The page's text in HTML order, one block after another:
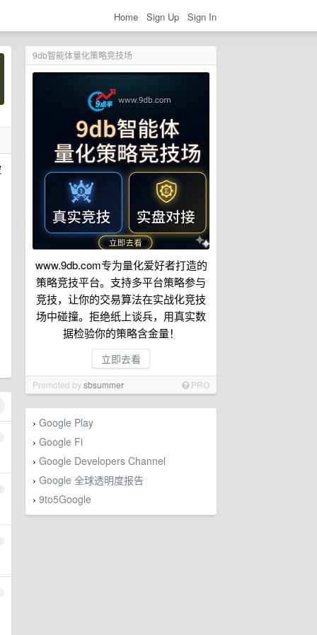
Home Sign Up Sign In
9db智能体量化策略竞技场
www.9db.com专为量化爱好者打造的
策略竞技平台。支持多平台策略参与
竞技，让你的交易算法在实战化竞技
场中碰撞。拒绝纸上谈兵，用真实数
据检验你的策略含金量！
立即去看
Promoted bysbsummer PRO
› Google Play
› Google Fi
› Google Developers Channel
› Google 全球透明度报告
› 9to5Google